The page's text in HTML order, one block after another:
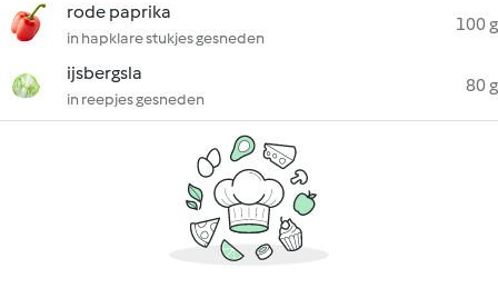
rode paprika
in hapklare stukjes gesneden
100 g
ijsbergsla
in reepjes gesneden
80 g